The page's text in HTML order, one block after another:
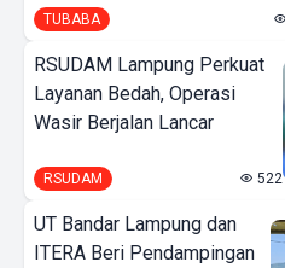
TUBABA
RSUDAM Lampung Perkuat
Layanan Bedah, Operasi
Wasir Berjalan Lancar
RSUDAM 522
UT Bandar Lampung dan
ITERA Beri Pendampingan